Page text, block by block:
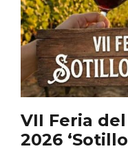
VII Feria
2026
IV Edición del
Memoria, Tierra